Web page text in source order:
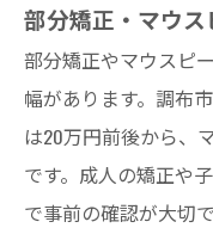
部分矯正・マウ
部分矯正やマウスピ
幅があります。調布
は20万円前後から、
です。成人の矯正や
で事前の確認が大切で